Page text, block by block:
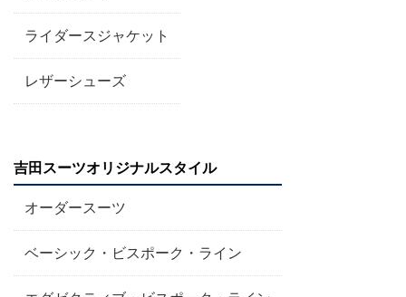
ライダースジャケット
レザーシューズ
吉田スーツオリジナルスタイル
オーダースーツ
ベーシック・ビスポーク・ライン